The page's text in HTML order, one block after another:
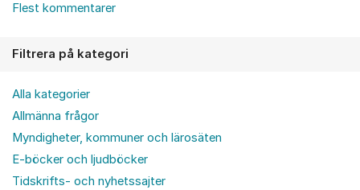
Flest kommentarer
Filtrera på kategori
Alla kategorier
Allmänna frågor
Myndigheter, kommuner och lärosäten
E-böcker och ljudböcker
Tidskrifts- och nyhetssajter